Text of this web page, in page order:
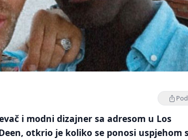
i modni dizajner sa adresom u Los
otkrio je koliko se ponosi uspjehom